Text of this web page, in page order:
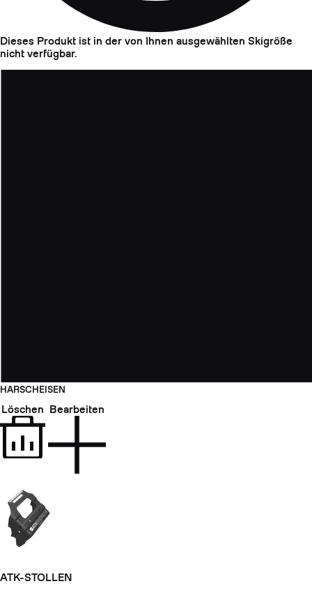
Dieses Produkt ist in der von Ihnen ausgewählten Skigröße
nicht verfügbar.
HARSCHEISEN
Löschen Bearbeiten
ATK-STOLLEN